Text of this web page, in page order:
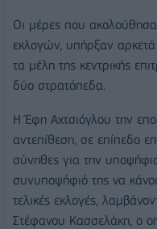
Οι μέρες που
εκλογών, υπήρξαν αρκετά
τα μέλη της κεντρικής
δύο στρατόπεδα.
Η Έφη Αχτσιόγλου την
αντεπίθεση, σε επίπεδο
σύνηθες για την
συνυποψήφιό της να
τελικές εκλογές,
Στέφανου Κασσελάκη, ο